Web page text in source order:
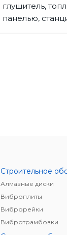
глушитель,
панелью,
Алмазные диски
Виброплиты
Виброрейки
Вибротрамбовки